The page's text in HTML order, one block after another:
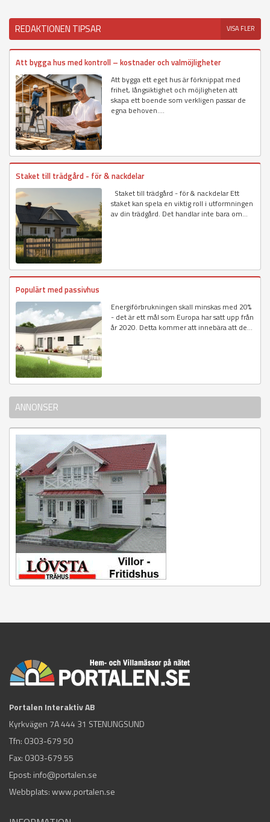
REDAKTIONEN TIPSAR VISA FLER
Att bygga hus med kontroll – kostnader och valmöjligheter
Att bygga ett eget hus är förknippat med
frihet, långsiktighet och möjligheten att
skapa ett boende som verkligen passar de
egna behoven....
Staket till trädgård - för & nackdelar
Staket till trädgård - för & nackdelar Ett
staket kan spela en viktig roll i utformningen
av din trädgård. Det handlar inte bara om...
Populärt med passivhus
Energiförbrukningen skall minskas med 20%
- det är ett mål som Europa har satt upp från
år 2020. Detta kommer att innebära att de...
ANNONSER
Portalen Interaktiv AB
Kyrkvägen 7A 444 31 STENUNGSUND
Tfn: 0303-679 50
Fax: 0303-679 55
Epost: info@portalen.se
Webbplats: www.portalen.se